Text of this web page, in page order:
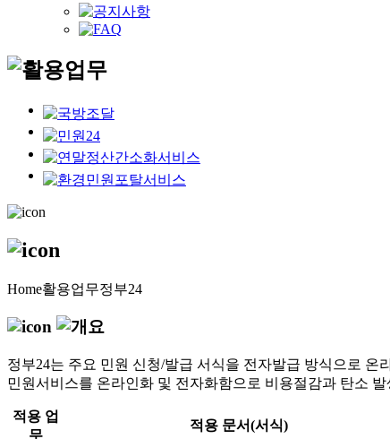
Home활용업무정부24
정부24는 주요 민원 신청/발급 서식을 전자발급 방식으로
민원서비스를 온라인화 및 전자화함으로 비용절감과 탄소
적용 업
무
적용 문서(서식)